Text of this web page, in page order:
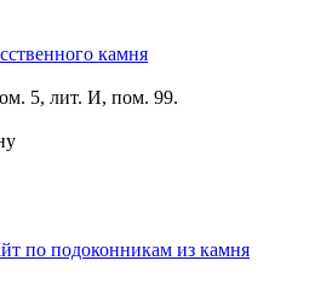
камня
5, лит. И, пом. 99.
по подоконникам из камня